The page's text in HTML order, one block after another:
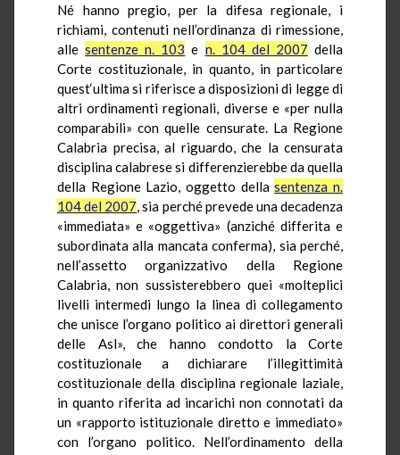
Né hanno pregio, per la difesa regionale, i
richiami, contenuti nell’ordinanza di rimessione,
allesentenze n. 103 e n. 104 del 2007 della
Corte costituzionale, in quanto, in particolare
quest‘ultima si riferisce a disposizioni di legge di
altri ordinamenti regionali, diverse e «per nulla
comparabili» con quelle censurate. La Regione
Calabria precisa, al riguardo, che la censurata
disciplina calabrese si differenzierebbe da quella
della Regione Lazio, oggetto dellasentenza n.
104 del 2007, sia perché prevede una decadenza
«immediata» e «oggettiva» (anziché differita e
subordinata alla mancata conferma), sia perché,
nell’assetto organizzativo della Regione
Calabria, non sussisterebbero quei «molteplici
livelli intermedi lungo la linea di collegamento
che unisce l’organo politico ai direttori generali
delle Asl», che hanno condotto la Corte
costituzionale a dichiarare l’illegittimità
costituzionale della disciplina regionale laziale,
in quanto riferita ad incarichi non connotati da
un «rapporto istituzionale diretto e immediato»
con l’organo politico. Nell’ordinamento della